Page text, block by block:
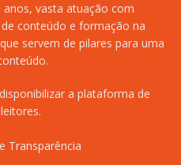
vasta atuação com
conteúdo e formação na
servem de pilares para uma
a plataforma de
Transparência